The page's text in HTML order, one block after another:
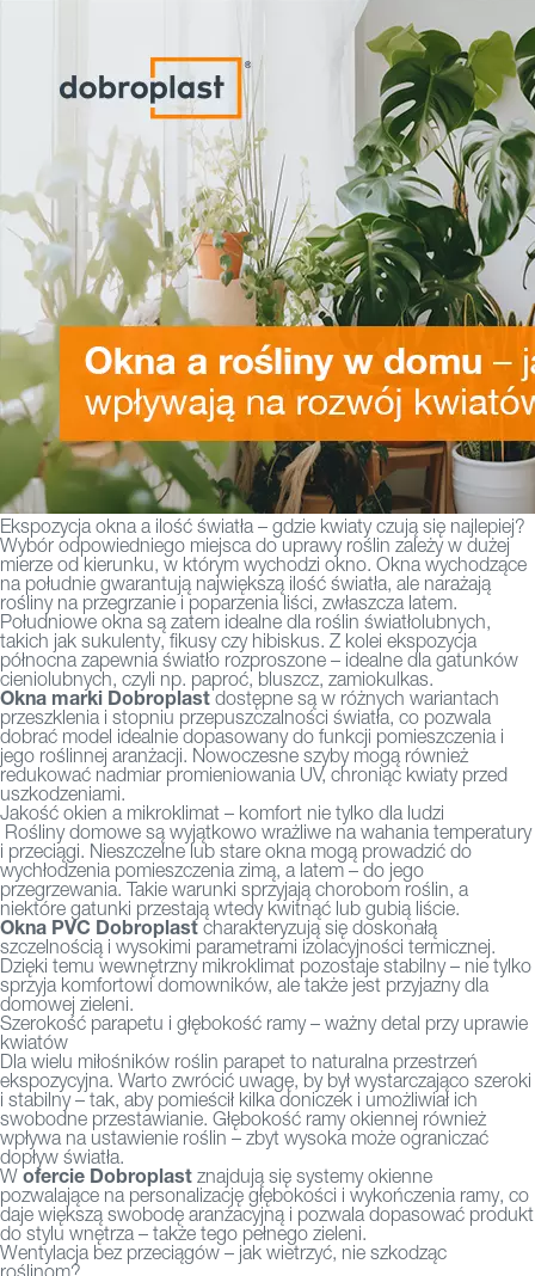
Ekspozycja okna a ilość światła – gdzie kwiaty czują się najlepiej?
Wybór odpowiedniego miejsca do uprawy roślin zależy w dużej
mierze od kierunku, w którym wychodzi okno. Okna wychodzące
na południe gwarantują największą ilość światła, ale narażają
rośliny na przegrzanie i poparzenia liści, zwłaszcza latem.
Południowe okna są zatem idealne dla roślin światłolubnych,
takich jak sukulenty, fikusy czy hibiskus. Z kolei ekspozycja
północna zapewnia światło rozproszone – idealne dla gatunków
cieniolubnych, czyli np. paproć, bluszcz, zamiokulkas.
Okna marki Dobroplastdostępne są w różnych wariantach
przeszklenia i stopniu przepuszczalności światła, co pozwala
dobrać model idealnie dopasowany do funkcji pomieszczenia i
jego roślinnej aranżacji. Nowoczesne szyby mogą również
redukować nadmiar promieniowania UV, chroniąc kwiaty przed
uszkodzeniami.
Jakość okien a mikroklimat – komfort nie tylko dla ludzi
Rośliny domowe są wyjątkowo wrażliwe na wahania temperatury
i przeciągi. Nieszczelne lub stare okna mogą prowadzić do
wychłodzenia pomieszczenia zimą, a latem – do jego
przegrzewania. Takie warunki sprzyjają chorobom roślin, a
niektóre gatunki przestają wtedy kwitnąć lub gubią liście.
Okna PVC Dobroplast charakteryzują się doskonałą
szczelnością i wysokimi parametrami izolacyjności termicznej.
Dzięki temu wewnętrzny mikroklimat pozostaje stabilny – nie tylko
sprzyja komfortowi domowników, ale także jest przyjazny dla
domowej zieleni.
Szerokość parapetu i głębokość ramy – ważny detal przy uprawie
kwiatów
Dla wielu miłośników roślin parapet to naturalna przestrzeń
ekspozycyjna. Warto zwrócić uwagę, by był wystarczająco szeroki
i stabilny – tak, aby pomieścił kilka doniczek i umożliwiał ich
swobodne przestawianie. Głębokość ramy okiennej również
wpływa na ustawienie roślin – zbyt wysoka może ograniczać
dopływ światła.
W ofercie Dobroplast znajdują się systemy okienne
pozwalające na personalizację głębokości i wykończenia ramy, co
daje większą swobodę aranżacyjną i pozwala dopasować produkt
do stylu wnętrza – także tego pełnego zieleni.
Wentylacja bez przeciągów – jak wietrzyć, nie szkodząc
roślinom?